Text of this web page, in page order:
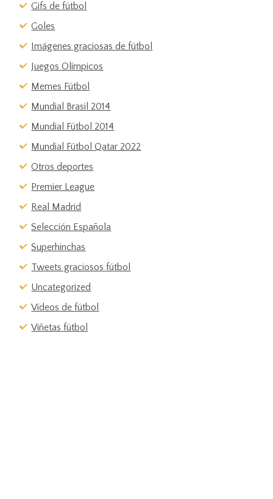
Gifs de fútbol
Goles
Imágenes graciosas de fútbol
Juegos Olímpicos
Memes Fútbol
Mundial Brasil 2014
Mundial Fútbol 2014
Mundial Fútbol Qatar 2022
Otros deportes
Premier League
Real Madrid
Selección Española
Superhinchas
Tweets graciosos fútbol
Uncategorized
Vídeos de fútbol
Viñetas fútbol